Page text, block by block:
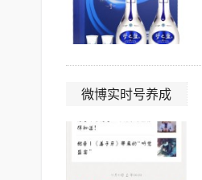
微博实时号养成